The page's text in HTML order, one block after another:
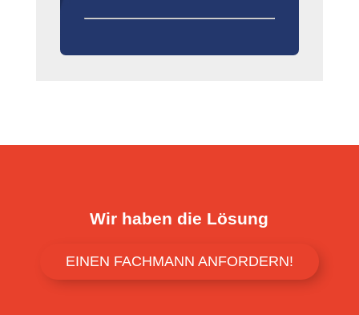
Wir haben die Lösung
EINEN FACHMANN ANFORDERN!